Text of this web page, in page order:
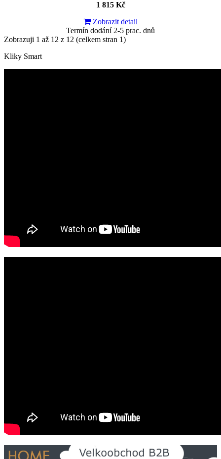
1 815 Kč
Zobrazit detail
Termín dodání 2-5 prac. dnů
Zobrazuji 1 až 12 z 12 (celkem stran 1)
Kliky Smart